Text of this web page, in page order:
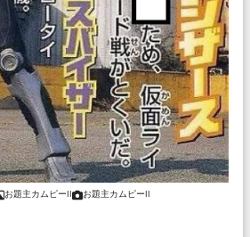
お題主カムピーII お題主カムピーII